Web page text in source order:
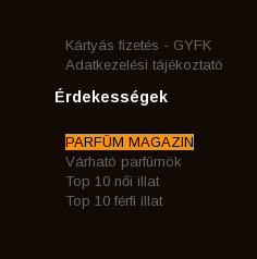
Kártyás fizetés - GYFK
Adatkezelési tájékoztató
Érdekességek
PARFÜM MAGAZIN
Várható parfümök
Top 10 női illat
Top 10 férfi illat